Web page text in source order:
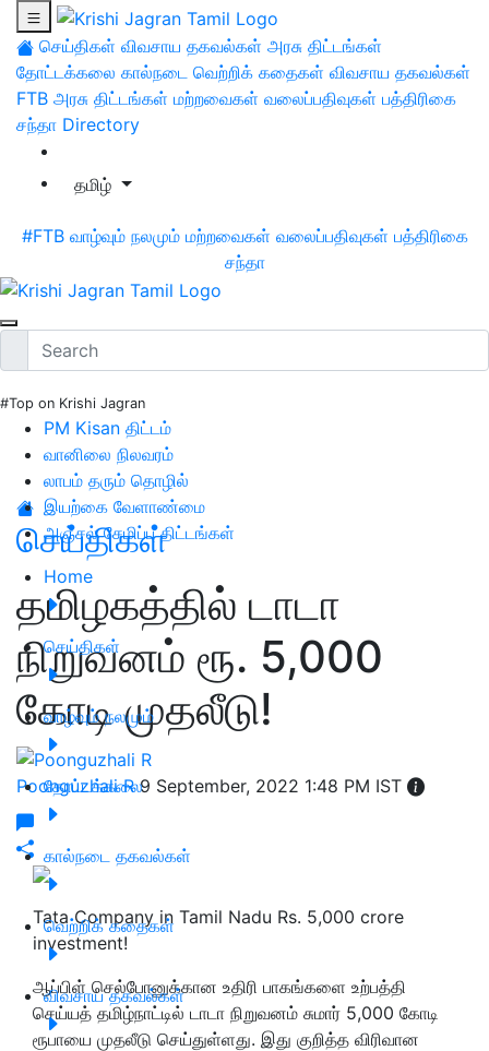
செய்திகள் விவசாய தகவல்கள் அரசு திட்டங்கள்
தோட்டக்கலை கால்நடை வெற்றிக் கதைகள் விவசாய தகவல்கள்
FTB அரசு திட்டங்கள் மற்றவைகள் வலைப்பதிவுகள் பத்திரிகை
சந்தா Directory
தமிழ்
#FTB வாழ்வும் நலமும் மற்றவைகள் வலைப்பதிவுகள் பத்திரிகை
சந்தா
#Top on Krishi Jagran
PM Kisan திட்டம்
வானிலை நிலவரம்
லாபம் தரும் தொழில்
இயற்கை வேளாண்மை
அஞ்சல் சேமிப்பு திட்டங்கள்
Home
செய்திகள்
வாழ்வும் நலமும்
தோட்டக்கலை
கால்நடை தகவல்கள்
வெற்றிக் கதைகள்
விவசாய தகவல்கள்
செய்திகள்
தமிழகத்தில் டாடா
நிறுவனம் ரூ. 5,000
கோடி முதலீடு!
Poonguzhali R9 September, 2022 1:48 PM IST
Tata Company in Tamil Nadu Rs. 5,000 crore
investment!
ஆப்பிள் செல்போனுக்கான உதிரி பாகங்களை உற்பத்தி
செய்யத் தமிழ்நாட்டில் டாடா நிறுவனம் சுமார் 5,000 கோடி
ரூபாயை முதலீடு செய்துள்ளது. இது குறித்த விரிவான